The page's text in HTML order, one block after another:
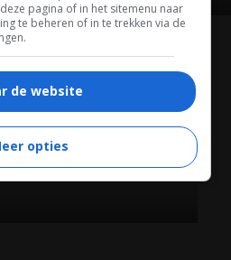
pagina of in het sitemenu naar
te beheren of in te trekken via de
de website
opties